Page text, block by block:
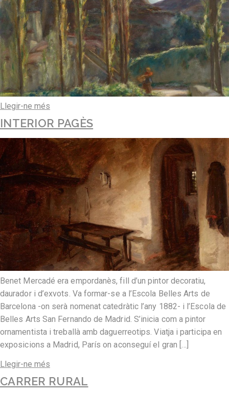
Llegir-ne més
INTERIOR PAGÈS
Benet Mercadé era empordanès, fill d’un pintor decoratiu,
daurador i d’exvots. Va formar-se a l’Escola Belles Arts de
Barcelona -on serà nomenat catedràtic l’any 1882- i l’Escola de
Belles Arts San Fernando de Madrid. S’inicia com a pintor
ornamentista i treballà amb daguerreotips. Viatja i participa en
exposicions a Madrid, París on aconseguí el gran […]
Llegir-ne més
CARRER RURAL